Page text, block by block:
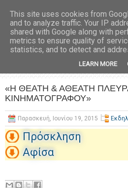
«Η ΘΕΑΤΗ & ΑΘΕΑΤΗ
ΚΙΝΗΜΑΤΟΓΡΑΦΟΥ»
Παρασκευή, Ιουνίου 19, 2015
Πρόσκληση
Αφίσα
This site uses cookies from
and to analyze traffic. Your IP
shared with Google along with
metrics to ensure quality of
statistics, and to detect and
LEARN MORE